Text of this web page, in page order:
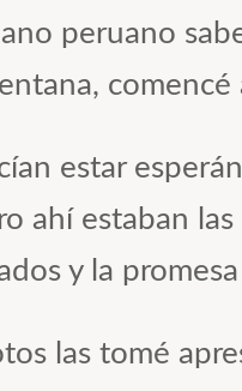
peruano
comencé
estar
ahí estaban
y la
las tomé